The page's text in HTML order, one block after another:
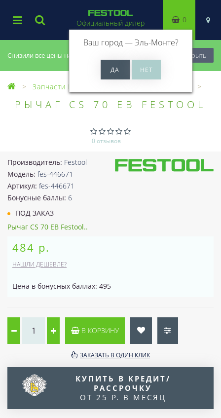
Снизили все цены на 20%, успей купить! Закрыть
Официальный дилер
Ваш город —Эль-Монте?
0
Запчасти Festool
РЫЧАГ CS 70 EB FESTOOL
0 отзывов
Производитель: Festool
Модель: fes-446671
Артикул: fes-446671
Бонусные баллы: 6
ПОД ЗАКАЗ
Рычаг CS 70 EB Festool..
484 р.
НАШЛИ ДЕШЕВЛЕ?
Цена в бонусных баллах: 495
В КОРЗИНУ
ЗАКАЗАТЬ В ОДИН КЛИК
КУПИТЬ В КРЕДИТ/
РАССРОЧКУ
ОТ 25 Р. В МЕСЯЦ